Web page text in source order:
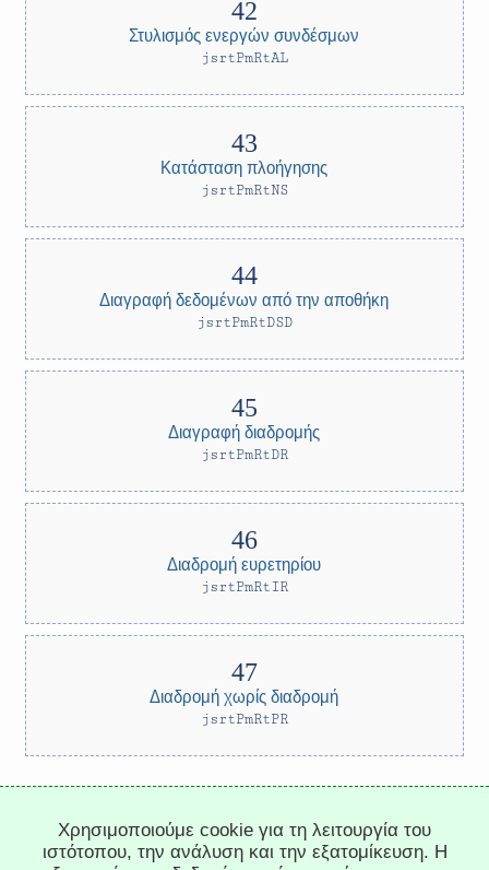
Στυλισμός ενεργών συνδέσμων
jsrtPmRtAL
Κατάσταση πλοήγησης
jsrtPmRtNS
Διαγραφή δεδομένων από την αποθήκη
jsrtPmRtDSD
Διαγραφή διαδρομής
jsrtPmRtDR
Διαδρομή ευρετηρίου
jsrtPmRtIR
Διαδρομή χωρίς διαδρομή
jsrtPmRtPR
t.me/trepachev_dmitry
πολιτική απορρήτου ρύθμιση cookies
Χρησιμοποιούμε cookie για τη λειτουργία του
ιστότοπου, την ανάλυση και την εξατομίκευση. Η